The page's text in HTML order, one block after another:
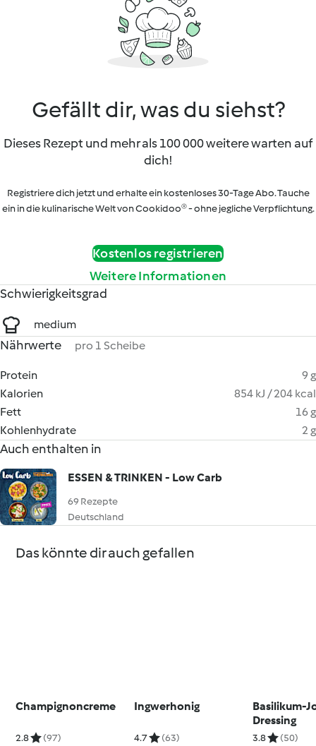
Gefällt dir, was du siehst?
Dieses Rezept und mehr als 100 000 weitere warten auf
dich!
Registriere dich jetzt und erhalte ein kostenloses 30-Tage Abo. Tauche
ein in die kulinarische Welt von Cookidoo® - ohne jegliche Verpflichtung.
Kostenlos registrieren
Weitere Informationen
Schwierigkeitsgrad
medium
Nährwerte pro 1 Scheibe
Protein
9 g
Kalorien
854 kJ / 204 kcal
Fett
16 g
Kohlenhydrate
2 g
Auch enthalten in
ESSEN & TRINKEN - Low Carb
69 Rezepte
Deutschland
Das könnte dir auch gefallen
Champignoncreme
2.8 (97)
Ingwerhonig
4.7 (63)
Basilikum-
Dressing
3.8 (50)